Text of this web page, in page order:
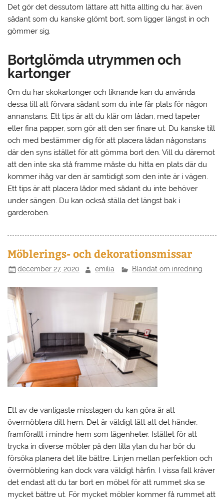
Det gör det dessutom lättare att hitta allting du har, även
sådant som du kanske glömt bort, som ligger längst in och
gömmer sig.
Bortglömda utrymmen och
kartonger
Om du har skokartonger och liknande kan du använda
dessa till att förvara sådant som du inte får plats för någon
annanstans. Ett tips är att du klär om lådan, med tapeter
eller fina papper, som gör att den ser finare ut. Du kanske till
och med bestämmer dig för att placera lådan någonstans
där den syns istället för att gömma bort den. Vill du däremot
att den inte ska stå framme måste du hitta en plats där du
kommer ihåg var den är samtidigt som den inte är i vägen.
Ett tips är att placera lådor med sådant du inte behöver
under sängen. Du kan också ställa det längst bak i
garderoben.
Möblerings- och dekorationsmissar
december 27, 2020 emilia Blandat om inredning
Ett av de vanligaste misstagen du kan göra är att
övermöblera ditt hem. Det är väldigt lätt att det händer,
framförallt i mindre hem som lägenheter. Istället för att
trycka in diverse möbler på den lilla ytan du har bör du
försöka planera det lite bättre. Linjen mellan perfektion och
övermöblering kan dock vara väldigt hårfin. I vissa fall kräver
det endast att du tar bort en möbel för att rummet ska se
mycket bättre ut. För mycket möbler kommer få rummet att